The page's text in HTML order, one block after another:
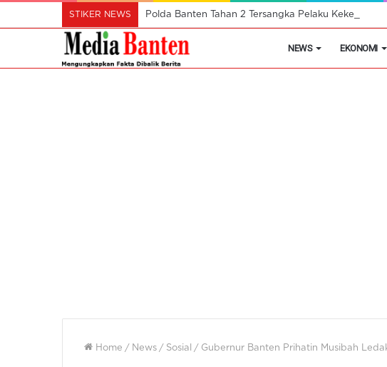
STIKER NEWS Polda Banten Tahan 2 Tersangka Pelaku Kekerasan
NEWS EKONOMI
Home / News / Sosial / Gubernur Banten Prihatin Musibah